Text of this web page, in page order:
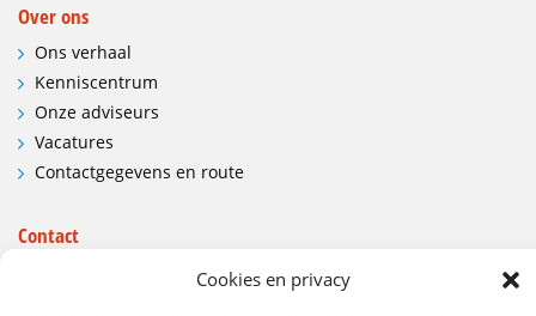
Cookies en privacy
Over ons
Ons verhaal
Kenniscentrum
Onze adviseurs
Vacatures
Contactgegevens en route
Contact
Wij hebben vestigingen in: